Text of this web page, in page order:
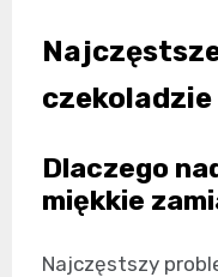
Dlaczego
miękkie
Najczęstszy